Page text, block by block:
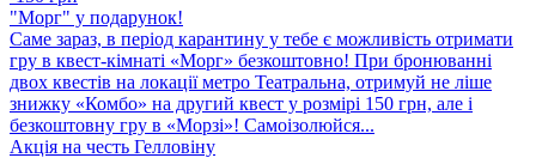
"Морг" у подарунок!
Саме зараз, в період карантину у тебе є можливість отримати
гру в квест-кімнаті «Морг» безкоштовно! При бронюванні
двох квестів на локації метро Театральна, отримуй не ліше
знижку «Комбо» на другий квест у розмірі 150 грн, але і
безкоштовну гру в «Морзі»! Самоізолюйся...
Акція на честь Гелловіну